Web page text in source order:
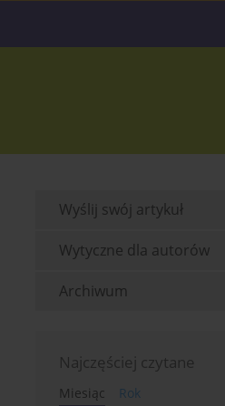
Wyślij swój artykuł
Wytyczne dla autorów
Archiwum
Najczęściej czytane
Miesiąc
Rok